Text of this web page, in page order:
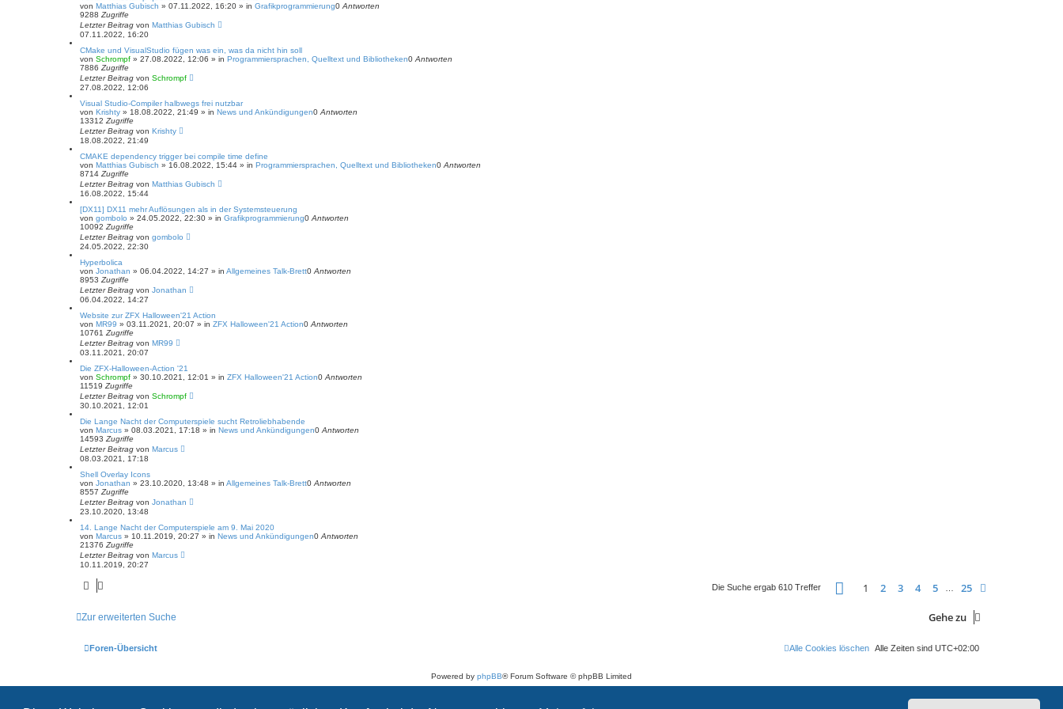
von Matthias Gubisch » 07.11.2022, 16:20 » in Grafikprogrammierung0 Antworten
9288 Zugriffe
Letzter Beitrag von Matthias Gubisch
07.11.2022, 16:20
CMake und VisualStudio fügen was ein, was da nicht hin soll
von Schrompf » 27.08.2022, 12:06 » in Programmiersprachen, Quelltext und Bibliotheken0 Antworten
7886 Zugriffe
Letzter Beitrag von Schrompf
27.08.2022, 12:06
Visual Studio-Compiler halbwegs frei nutzbar
von Krishty » 18.08.2022, 21:49 » in News und Ankündigungen0 Antworten
13312 Zugriffe
Letzter Beitrag von Krishty
18.08.2022, 21:49
CMAKE dependency trigger bei compile time define
von Matthias Gubisch » 16.08.2022, 15:44 » in Programmiersprachen, Quelltext und Bibliotheken0 Antworten
8714 Zugriffe
Letzter Beitrag von Matthias Gubisch
16.08.2022, 15:44
[DX11] DX11 mehr Auflösungen als in der Systemsteuerung
von gombolo » 24.05.2022, 22:30 » in Grafikprogrammierung0 Antworten
10092 Zugriffe
Letzter Beitrag von gombolo
24.05.2022, 22:30
Hyperbolica
von Jonathan » 06.04.2022, 14:27 » in Allgemeines Talk-Brett0 Antworten
8953 Zugriffe
Letzter Beitrag von Jonathan
06.04.2022, 14:27
Website zur ZFX Halloween'21 Action
von MR99 » 03.11.2021, 20:07 » in ZFX Halloween'21 Action0 Antworten
10761 Zugriffe
Letzter Beitrag von MR99
03.11.2021, 20:07
Die ZFX-Halloween-Action '21
von Schrompf » 30.10.2021, 12:01 » in ZFX Halloween'21 Action0 Antworten
11519 Zugriffe
Letzter Beitrag von Schrompf
30.10.2021, 12:01
Die Lange Nacht der Computerspiele sucht Retroliebhabende
von Marcus » 08.03.2021, 17:18 » in News und Ankündigungen0 Antworten
14593 Zugriffe
Letzter Beitrag von Marcus
08.03.2021, 17:18
Shell Overlay Icons
von Jonathan » 23.10.2020, 13:48 » in Allgemeines Talk-Brett0 Antworten
8557 Zugriffe
Letzter Beitrag von Jonathan
23.10.2020, 13:48
14. Lange Nacht der Computerspiele am 9. Mai 2020
von Marcus » 10.11.2019, 20:27 » in News und Ankündigungen0 Antworten
21376 Zugriffe
Letzter Beitrag von Marcus
10.11.2019, 20:27
Die Suche ergab 610 Treffer Seite von25
1 2 3 4 5 25
Zur erweiterten Suche Gehe zu
Foren-Übersicht Alle Zeiten sind UTC+02:00
Alle Cookies löschen
Powered by phpBB® Forum Software © phpBB Limited